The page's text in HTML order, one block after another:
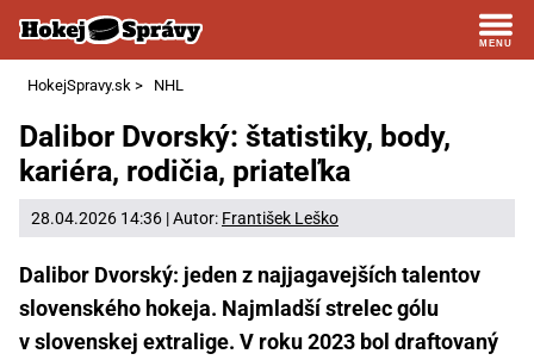
HokejSpravy.sk > NHL
Dalibor Dvorský: štatistiky, body,
kariéra, rodičia, priateľka
28.04.2026 14:36 | Autor: František Leško
Dalibor Dvorský: jeden z najjagavejších talentov
slovenského hokeja. Najmladší strelec gólu
v slovenskej extralige. V roku 2023 bol draftovaný